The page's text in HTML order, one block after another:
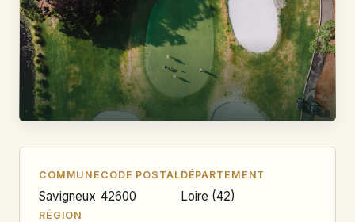
COMMUNE
Savigneux
CODE POSTAL
42600
DÉPARTEMENT
Loire (42)
RÉGION